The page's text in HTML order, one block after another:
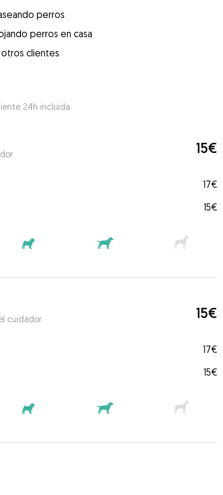
perros
perros en casa
clientes
24h incluida
15€
17€
15€
cuidador 15€
17€
15€